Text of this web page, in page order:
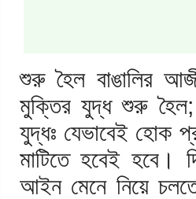
শুরু হৈল বাঙালির
মুক্তির যুদ্ধ শুরু হৈল;
যুদ্ধঃ যেভাবেই হোক
মাটিতে হবেই হবে।
আইন মেনে নিয়ে